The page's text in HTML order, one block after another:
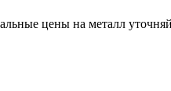
цены на металл